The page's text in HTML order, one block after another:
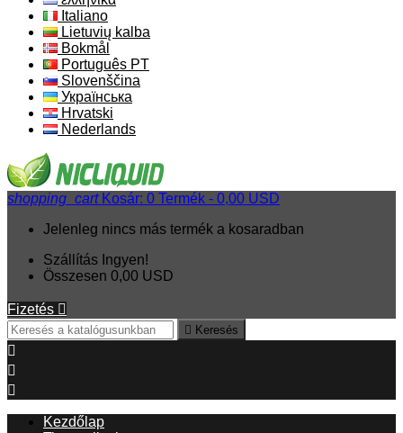
Italiano
Lietuvių kalba
Bokmål
Português PT
Slovenščina
Українська
Hrvatski
Nederlands
shopping_cart Kosár: 0 Termék - 0,00 USD
Jelenleg nincs más termék a kosaradban
Szállítás Ingyen!
Összesen 0,00 USD
Fizetés 
 Keresés



Kezdőlap